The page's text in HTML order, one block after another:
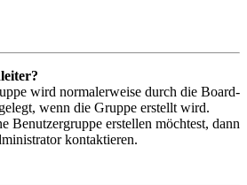
wird normalerweise durch die Board-
wenn die Gruppe erstellt wird.
Benutzergruppe erstellen möchtest, dann
kontaktieren.